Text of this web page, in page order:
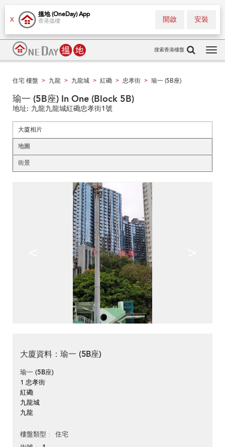
X
搵地 (OneDay) App
香港搵樓 安裝
開啟
搜索香港樓盤
住宅 樓盤 > 九龍 > 九龍城 > 紅磡 > 忠孝街 > 瑜一 (5B座)
瑜一 (5B座) In One (Block 5B)
地址: 九龍九龍城紅磡忠孝街1號
大廈相片
地圖
街景
大廈資料：瑜一 (5B座)
瑜一 (5B座)
1 忠孝街
紅磡
九龍城
九龍
樓盤類型 住宅